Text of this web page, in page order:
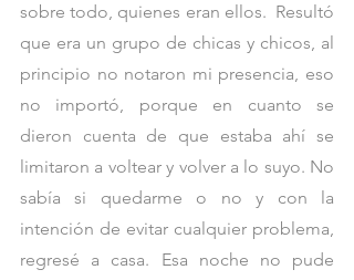
sobre todo, quienes eran ellos.  Resultó
que era un grupo de chicas y chicos, al
principio no notaron mi presencia, eso
no importó, porque en cuanto se
dieron cuenta de que estaba ahí se
limitaron a voltear y volver a lo suyo. No
sabía si quedarme o no y con la
intención de evitar cualquier problema,
regresé a casa. Esa noche no pude